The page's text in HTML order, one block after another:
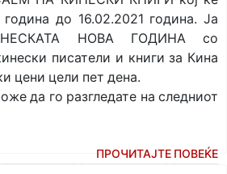
до 16.02.2021 година. Ја
НОВА ГОДИНА со
писатели и книги за Кина
цени цели пет дена.
да го разгледате на следниот
ПРОЧИТАЈТЕ ПОВЕЌЕ